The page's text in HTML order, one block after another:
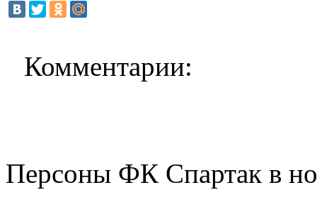
Комментарии:
Персоны ФК Спартак в